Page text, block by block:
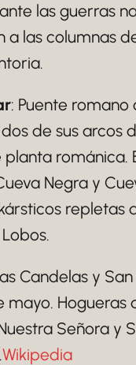
las guerras
las columnas
: Puente
de sus arcos
románica.
Negra y
repletas
Candelas y
Hogueras
Señora y
Wikipedia